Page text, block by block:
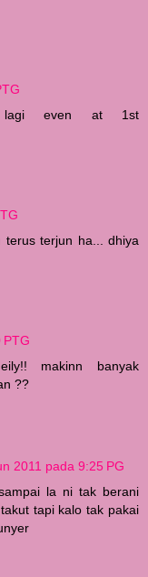
lagi even at 1st
terus terjun ha... dhiya
PTG
makinn banyak
??
2011 pada 9:25 PG
la ni tak berani
tapi kalo tak pakai